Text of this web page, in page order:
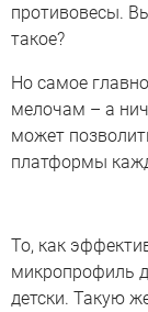
противовесы.
такое?
Но самое
мелочам – а
может
платформы
То, как
микропрофиль
детски. Такую